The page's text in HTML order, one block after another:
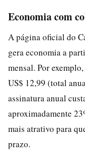
Economia com
A página oficial do
gera economia a
mensal. Por
US$ 12,99 (total
assinatura anual
aproximadamente
mais atrativo para
prazo.